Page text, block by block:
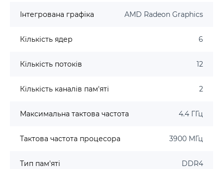
Інтегрована графіка AMD Radeon Graphics
Кількість ядер 6
Кількість потоків 12
Кількість каналів пам'яті 2
Максимальна тактова частота 4.4 ГГц
Тактова частота процесора 3900 МГц
Тип пам'яті DDR4